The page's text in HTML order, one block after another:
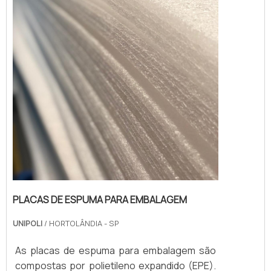
PLACAS DE ESPUMA PARA EMBALAGEM
UNIPOLI / HORTOLÂNDIA - SP
As placas de espuma para embalagem são
compostas por polietileno expandido (EPE).